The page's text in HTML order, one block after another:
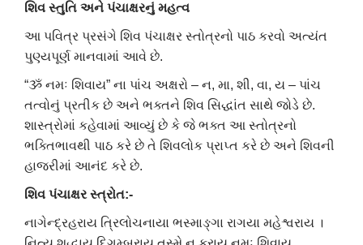
શિવ સ્તુતિ અને પંચાક્ષરનું મહત્વ
આ પવિત્ર પ્રસંગે શિવ પંચાક્ષર સ્તોત્રનો પાઠ કરવો અત્યંત
પુણ્યપૂર્ણ માનવામાં આવે છે.
“ૐ નમઃ શિવાય” ના પાંચ અક્ષરો – ન, મા, શી, વા, ય – પાંચ
તત્વોનું પ્રતીક છે અને ભક્તને શિવ સિદ્ધાંત સાથે જોડે છે.
શાસ્ત્રોમાં કહેવામાં આવ્યું છે કે જે ભક્ત આ સ્તોત્રનો
ભક્તિભાવથી પાઠ કરે છે તે શિવલોક પ્રાપ્ત કરે છે અને શિવની
હાજરીમાં આનંદ કરે છે.
શિવ પંચાક્ષર સ્ત્રોત:-
નાગેન્દ્રહરાય ત્રિલોચનાયા ભસ્માઙ્ગા રાગયા મહેશ્વરાય ।